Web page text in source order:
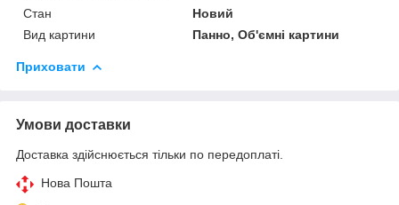
Стан
Новий
Вид картини
Панно, Об'ємні картини
Приховати
Умови доставки
Доставка здійснюється тільки по передоплаті.
Нова Пошта